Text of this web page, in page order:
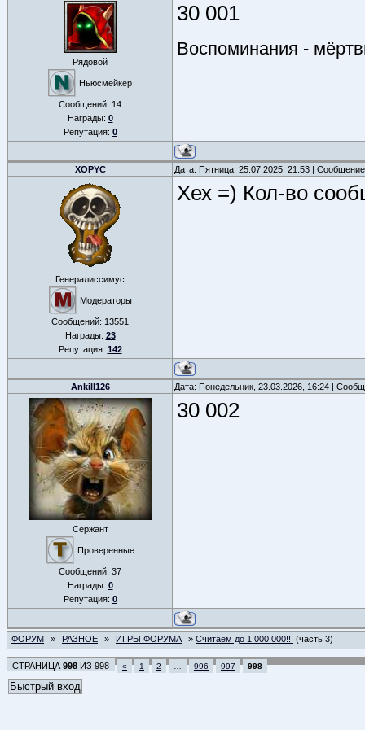
Рядовой
Ньюсмейкер
Сообщений: 14
Награды: 0
Репутация: 0
30 001
Воспоминания -
XOPYC Дата: Пятница, 25.07.2025, 21:53 |
Генералиссимус
Модераторы
Сообщений: 13551
Награды: 23
Репутация: 142
Хех =) Кол-во
Ankill126 Дата: Понедельник, 23.03.2026, 16:24 |
Сержант
Проверенные
Сообщений: 37
Награды: 0
Репутация: 0
30 002
ФОРУМ » РАЗНОЕ » ИГРЫ ФОРУМА » Считаем до 1 000 000!!! (часть 3)
СТРАНИЦА 998 ИЗ 998 « 1 2 996 997 998